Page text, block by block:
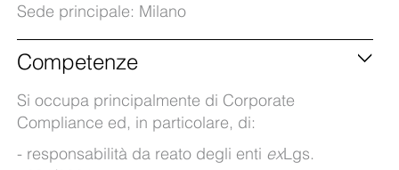
Sede principale: Milano
Competenze
Si occupa principalmente di Corporate
Compliance ed, in particolare, di:
responsabilità da reato degli enti exLgs.